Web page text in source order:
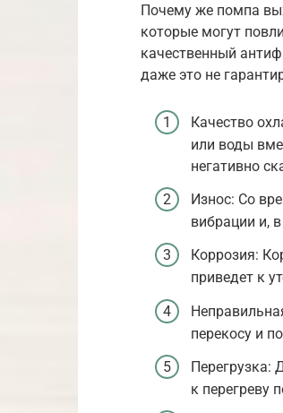
Почему же помпа
которые могут
качественный
даже это не
Качество
или воды
негативно
Износ: Со
вибрации и,
Коррозия:
приведет к
перекосу и
Перегрузка:
к перегреву